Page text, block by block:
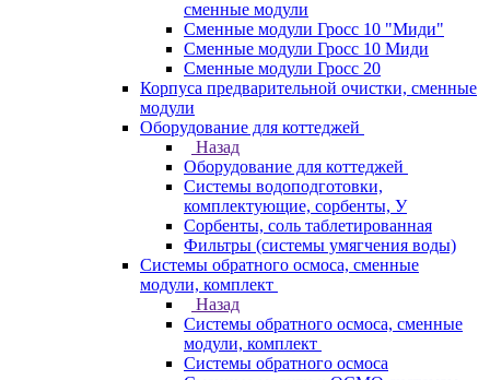
сменные модули
Сменные модули Гросс 10 "Миди"
Сменные модули Гросс 10 Миди
Сменные модули Гросс 20
Корпуса предварительной очистки, сменные
модули
Оборудование для коттеджей
Назад
Оборудование для коттеджей
Системы водоподготовки,
комплектующие, сорбенты, У
Сорбенты, соль таблетированная
Фильтры (системы умягчения воды)
Системы обратного осмоса, сменные
модули, комплект
Назад
Системы обратного осмоса, сменные
модули, комплект
Системы обратного осмоса